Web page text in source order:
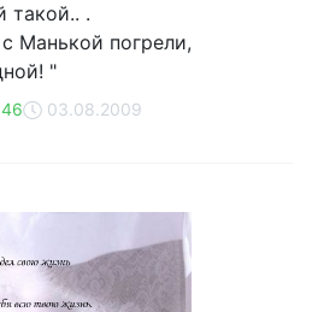
такой.. .
Манькой погрели,
"
03.08.2009